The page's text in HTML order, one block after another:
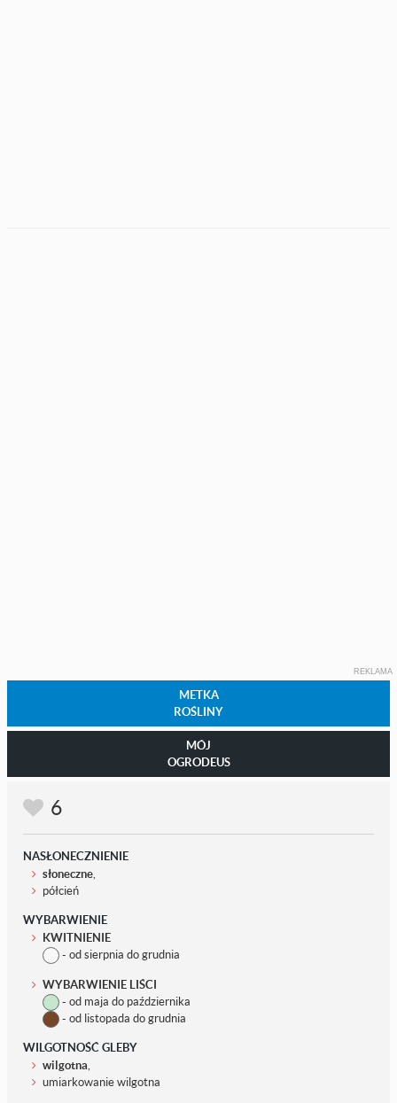
REKLAMA
METKA
ROŚLINY
MÓJ
OGRODEUS
6
NASŁONECZNIENIE
słoneczne,
półcień
WYBARWIENIE
KWITNIENIE
- od sierpnia do grudnia
WYBARWIENIE LIŚCI
- od maja do października
- od listopada do grudnia
WILGOTNOŚĆ GLEBY
wilgotna,
umiarkowanie wilgotna